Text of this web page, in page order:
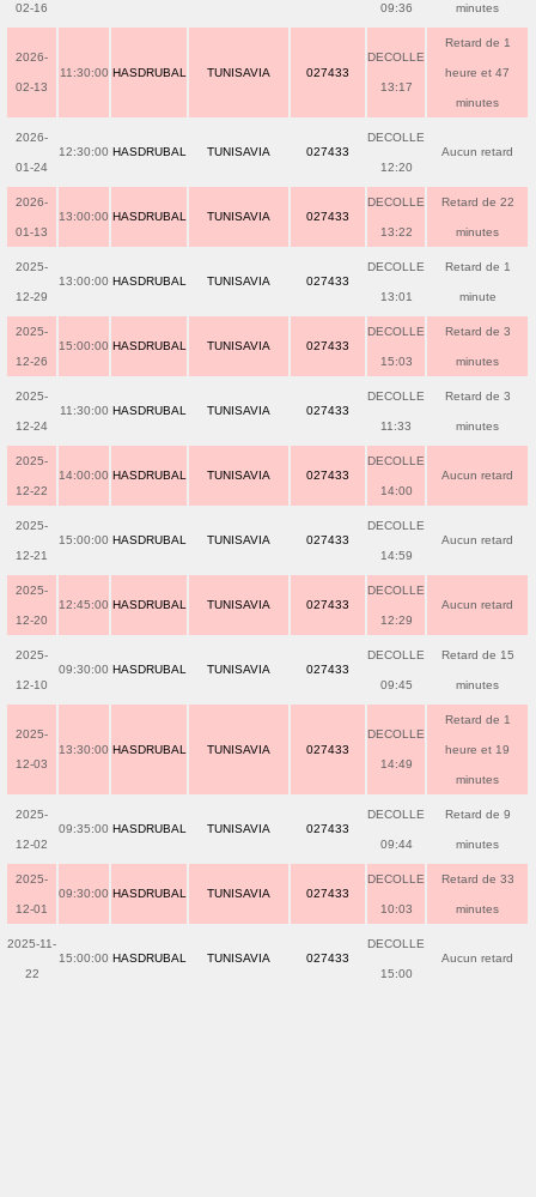
02-16 09:36 minutes
2026-
02-13
11:30:00 HASDRUBAL TUNISAVIA 027433
DECOLLE
13:17
Retard de 1
heure et 47
minutes
2026-
01-24
12:30:00 HASDRUBAL TUNISAVIA 027433
DECOLLE
12:20
Aucun retard
2026-
01-13
13:00:00 HASDRUBAL TUNISAVIA 027433
DECOLLE
13:22
Retard de 22
minutes
2025-
12-29
13:00:00 HASDRUBAL TUNISAVIA 027433
DECOLLE
13:01
Retard de 1
minute
2025-
12-26
15:00:00 HASDRUBAL TUNISAVIA 027433
DECOLLE
15:03
Retard de 3
minutes
2025-
12-24
11:30:00 HASDRUBAL TUNISAVIA 027433
DECOLLE
11:33
Retard de 3
minutes
2025-
12-22
14:00:00 HASDRUBAL TUNISAVIA 027433
DECOLLE
14:00
Aucun retard
2025-
12-21
15:00:00 HASDRUBAL TUNISAVIA 027433
DECOLLE
14:59
Aucun retard
2025-
12-20
12:45:00 HASDRUBAL TUNISAVIA 027433
DECOLLE
12:29
Aucun retard
2025-
12-10
09:30:00 HASDRUBAL TUNISAVIA 027433
DECOLLE
09:45
Retard de 15
minutes
2025-
12-03
13:30:00 HASDRUBAL TUNISAVIA 027433
DECOLLE
14:49
Retard de 1
heure et 19
minutes
2025-
12-02
09:35:00 HASDRUBAL TUNISAVIA 027433
DECOLLE
09:44
Retard de 9
minutes
2025-
12-01
09:30:00 HASDRUBAL TUNISAVIA 027433
DECOLLE
10:03
Retard de 33
minutes
2025-11-
22
15:00:00 HASDRUBAL TUNISAVIA 027433
DECOLLE
15:00
Aucun retard